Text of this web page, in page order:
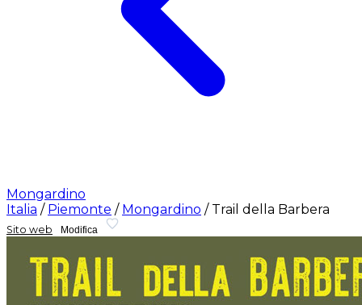
Mongardino
Italia / Piemonte / Mongardino / Trail della Barbera
Sito web Modifica